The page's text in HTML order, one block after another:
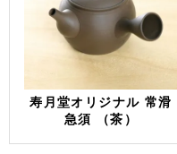
寿月堂オリジナル 常滑
急須 （茶）